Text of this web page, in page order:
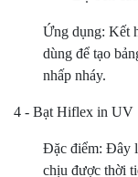
Ứng dụng: Kết
dùng để tạo
nhấp nháy.
4 - Bạt Hiflex in UV
Đặc điểm: Đây
chịu được thời